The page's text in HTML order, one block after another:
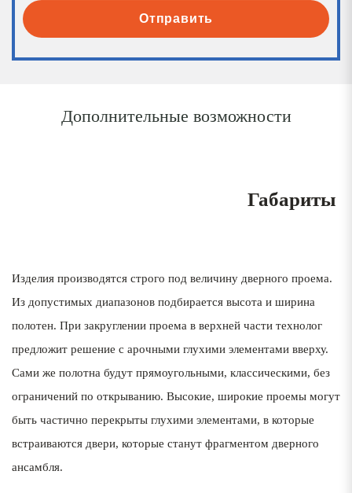
Отправить
Дополнительные возможности
Габариты
Изделия производятся строго под величину дверного проема.
Из допустимых диапазонов подбирается высота и ширина
полотен. При закруглении проема в верхней части технолог
предложит решение с арочными глухими элементами вверху.
Сами же полотна будут прямоугольными, классическими, без
ограничений по открыванию. Высокие, широкие проемы могут
быть частично перекрыты глухими элементами, в которые
встраиваются двери, которые станут фрагментом дверного
ансамбля.